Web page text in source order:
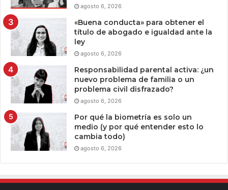
agosto 6, 2026
«Buena conducta» para obtener el
título de abogado e igualdad ante la
ley
agosto 6, 2026
Responsabilidad parental activa: ¿un
nuevo problema de familia o un
problema civil disfrazado?
agosto 6, 2026
Por qué la biometría es solo un
medio (y por qué entender esto lo
cambia todo)
agosto 6, 2026